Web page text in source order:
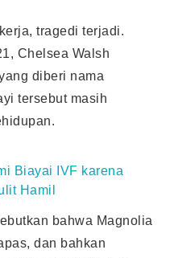
tragedi terjadi.
Chelsea Walsh
diberi nama
tersebut masih
Biayai IVF karena
Hamil
bahwa Magnolia
dan bahkan